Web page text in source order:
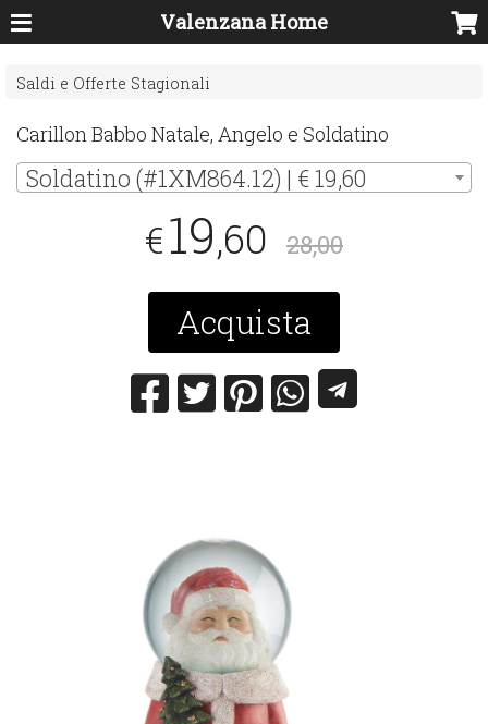
Valenzana Home
Saldi e Offerte Stagionali
Carillon Babbo Natale, Angelo e Soldatino
Soldatino (#1XM864.12) | € 19,60
€19,60 28,00
Acquista